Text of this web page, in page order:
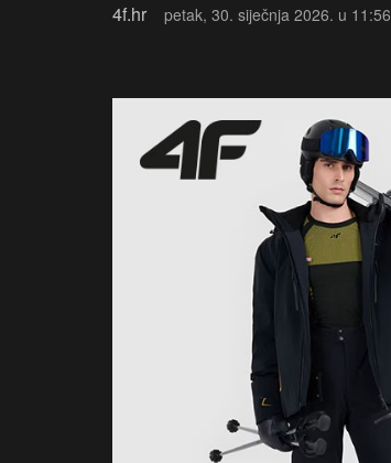
4f.hr petak, 30. siječnja 2026. u 11:56